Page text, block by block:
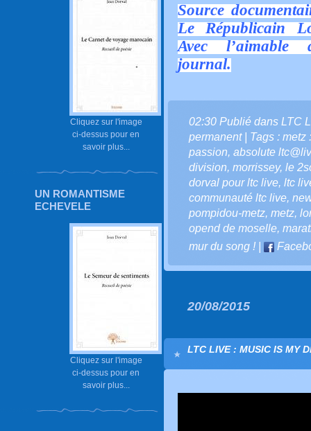
Cliquez sur l'image
ci-dessus pour en
savoir plus...
UN ROMANTISME
ECHEVELE
Cliquez sur l'image
ci-dessus pour en
savoir plus...
Source
Le Républicain
Avec l’aimable
journal.
02:30 Publié dans LTC
permanent| Tags : metz
passion, absolute
division, morrissey, le
dorval pour ltc live, ltc
communauté ltc live,
pompidou-metz, metz,
opend de moselle,
mur du song !|
20/08/2015
LTC LIVE : MUSIC IS MY